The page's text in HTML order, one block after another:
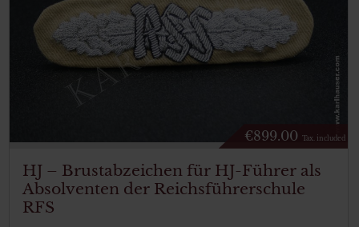
€899.00 Tax. included
HJ – Brustabzeichen für HJ-Führer als
Absolventen der Reichsführerschule
RFS